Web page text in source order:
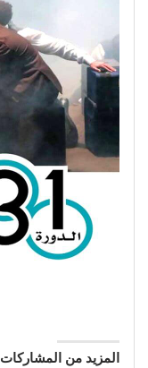
المزيد من المشاركات